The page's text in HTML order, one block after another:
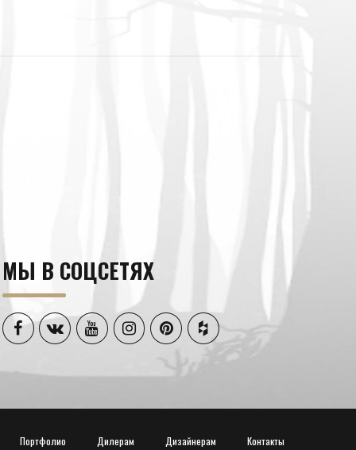
МЫ В СОЦСЕТЯХ
Портфолио Дилерам Дизайнерам Контакты